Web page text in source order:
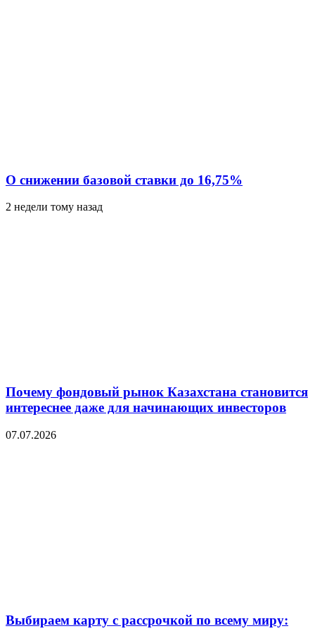
О снижении базовой ставки до 16,75%
2 недели тому назад
Почему фондовый рынок Казахстана становится
интереснее даже для начинающих инвесторов
07.07.2026
Выбираем карту с рассрочкой по всему миру: